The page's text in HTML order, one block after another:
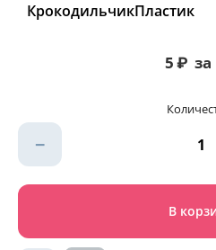
КрокодильчикПластик
5₽
−
В